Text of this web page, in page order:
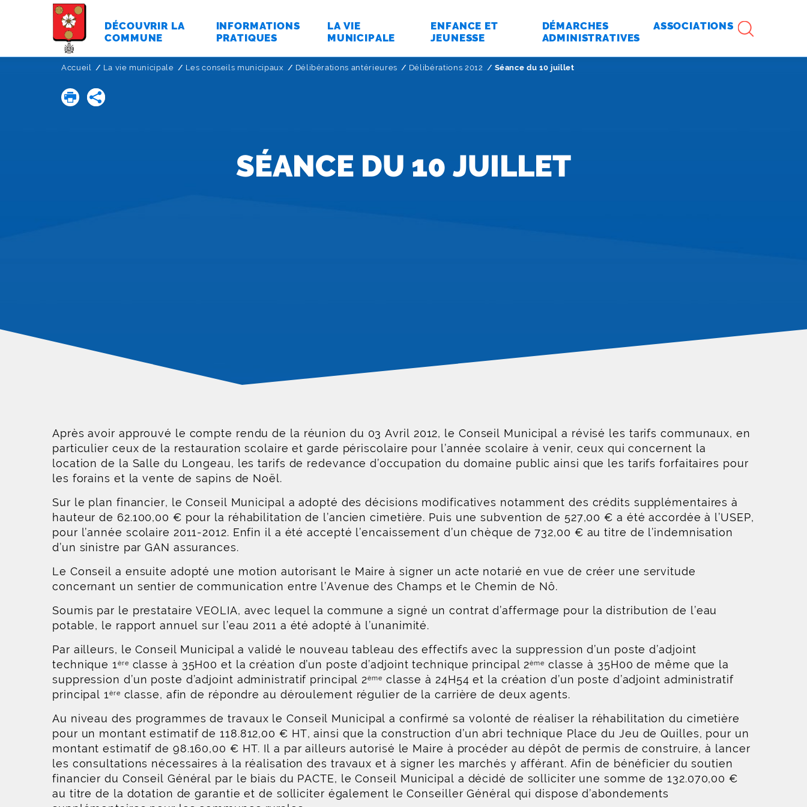
DÉCOUVRIR LA
COMMUNE
INFORMATIONS
PRATIQUES
LA VIE
MUNICIPALE
ENFANCE ET
JEUNESSE
DÉMARCHES
ADMINISTRATIVES
ASSOCIATIONS
Accueil La vie municipale Les conseils municipaux Délibérations antérieures Délibérations 2012 Page active :
Séance du 10 juillet
SÉANCE DU 10 JUILLET
Après avoir approuvé le compte rendu de la réunion du 03 Avril 2012, le Conseil Municipal a révisé les tarifs communaux, en
particulier ceux de la restauration scolaire et garde périscolaire pour l’année scolaire à venir, ceux qui concernent la
location de la Salle du Longeau, les tarifs de redevance d’occupation du domaine public ainsi que les tarifs forfaitaires pour
les forains et la vente de sapins de Noël.
Sur le plan financier, le Conseil Municipal a adopté des décisions modificatives notamment des crédits supplémentaires à
hauteur de 62.100,00 € pour la réhabilitation de l’ancien cimetière. Puis une subvention de 527,00 € a été accordée à l’USEP,
pour l’année scolaire 2011-2012. Enfin il a été accepté l’encaissement d’un chèque de 732,00 € au titre de l’indemnisation
d’un sinistre par GAN assurances.
Le Conseil a ensuite adopté une motion autorisant le Maire à signer un acte notarié en vue de créer une servitude
concernant un sentier de communication entre l’Avenue des Champs et le Chemin de Nô.
Soumis par le prestataire VEOLIA, avec lequel la commune a signé un contrat d’affermage pour la distribution de l’eau
potable, le rapport annuel sur l’eau 2011 a été adopté à l’unanimité.
Par ailleurs, le Conseil Municipal a validé le nouveau tableau des effectifs avec la suppression d’un poste d’adjoint
technique 1ère classe à 35H00 et la création d’un poste d’adjoint technique principal 2ème classe à 35H00 de même que la
suppression d’un poste d’adjoint administratif principal 2ème classe à 24H54 et la création d’un poste d’adjoint administratif
principal 1ère classe, afin de répondre au déroulement régulier de la carrière de deux agents.
Au niveau des programmes de travaux le Conseil Municipal a confirmé sa volonté de réaliser la réhabilitation du cimetière
pour un montant estimatif de 118.812,00 € HT, ainsi que la construction d’un abri technique Place du Jeu de Quilles, pour un
montant estimatif de 98.160,00 € HT. Il a par ailleurs autorisé le Maire à procéder au dépôt de permis de construire, à lancer
les consultations nécessaires à la réalisation des travaux et à signer les marchés y afférant. Afin de bénéficier du soutien
financier du Conseil Général par le biais du PACTE, le Conseil Municipal a décidé de solliciter une somme de 132.070,00 €
au titre de la dotation de garantie et de solliciter également le Conseiller Général qui dispose d’abondements